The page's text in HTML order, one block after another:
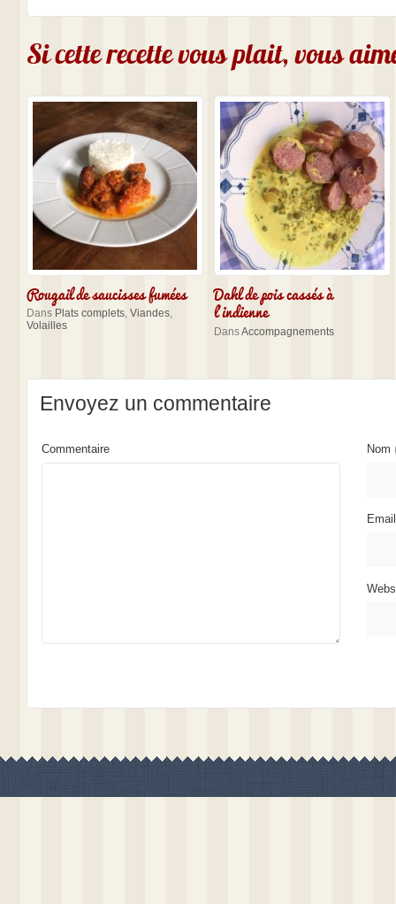
Si cette recette vous plait, vous
Rougail de saucisses fumées
Dans Plats complets, Viandes,
Volailles
Dahl de pois cassés à
l’indienne
DansAccompagnements
Envoyez un commentaire
Nom
Commentaire